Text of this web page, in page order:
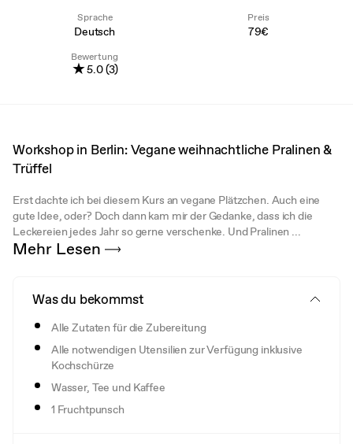
Sprache
Deutsch
Preis
79€
Bewertung
★5.0 (3)
Workshop in Berlin: Vegane weihnachtliche Pralinen &
Trüffel
Erst dachte ich bei diesem Kurs an vegane Plätzchen. Auch eine
gute Idee, oder? Doch dann kam mir der Gedanke, dass ich die
Leckereien jedes Jahr so gerne verschenke. Und Pralinen ...
Mehr Lesen
Was du bekommst
Alle Zutaten für die Zubereitung
Alle notwendigen Utensilien zur Verfügung inklusive
Kochschürze
Wasser, Tee und Kaffee
1 Fruchtpunsch